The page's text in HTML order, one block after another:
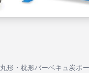
丸形・枕形バーベキュ炭ボ